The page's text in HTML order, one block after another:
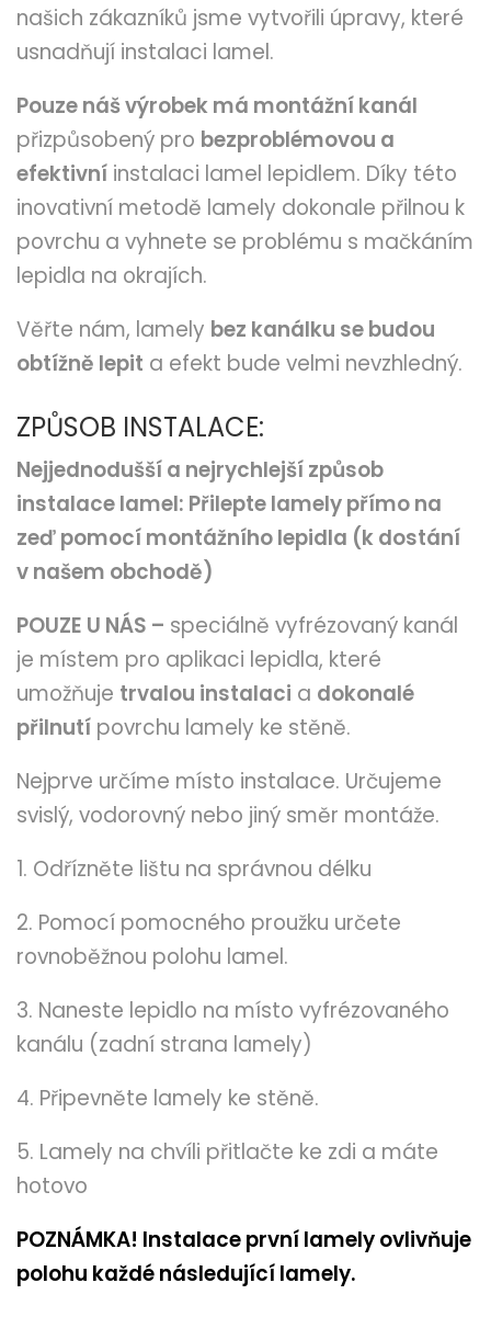
našich zákazníků jsme vytvořili úpravy, které
usnadňují instalaci lamel.
Pouze náš výrobek má montážní kanál
přizpůsobený pro bezproblémovou a
efektivní instalaci lamel lepidlem. Díky této
inovativní metodě lamely dokonale přilnou k
povrchu a vyhnete se problému s mačkáním
lepidla na okrajích.
Věřte nám, lamely bez kanálku se budou
obtížně lepit a efekt bude velmi nevzhledný.
ZPŮSOB INSTALACE:
Nejjednodušší a nejrychlejší způsob
instalace lamel: Přilepte lamely přímo na
zeď pomocí montážního lepidla (k dostání
v našem obchodě)
POUZE U NÁS – speciálně vyfrézovaný kanál
je místem pro aplikaci lepidla, které
umožňuje trvalou instalaci a dokonalé
přilnutí povrchu lamely ke stěně.
Nejprve určíme místo instalace. Určujeme
svislý, vodorovný nebo jiný směr montáže.
1. Odřízněte lištu na správnou délku
2. Pomocí pomocného proužku určete
rovnoběžnou polohu lamel.
3. Naneste lepidlo na místo vyfrézovaného
kanálu (zadní strana lamely)
4. Připevněte lamely ke stěně.
5. Lamely na chvíli přitlačte ke zdi a máte
hotovo
POZNÁMKA! Instalace první lamely ovlivňuje
polohu každé následující lamely.